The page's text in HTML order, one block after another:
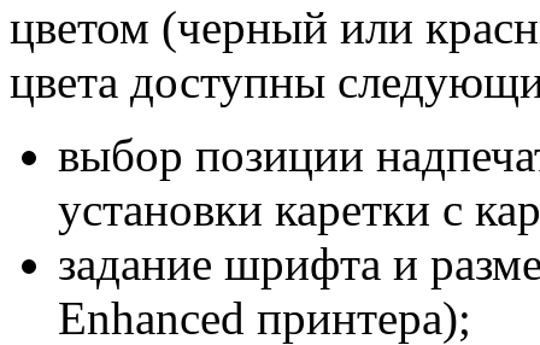
цветом (черный или
цвета доступны
выбор позиции
установки каретки с
задание шрифта и
Enhanced принтера);